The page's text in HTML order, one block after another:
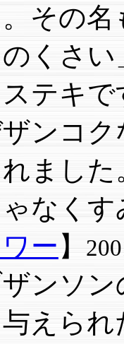
その
のくさ
ステキ
ンコク
まし
ゃなく
ー 】
ンソ
えられ